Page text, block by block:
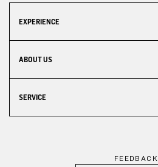
EXPERIENCE
ABOUT US
SERVICE
FEEDBACK